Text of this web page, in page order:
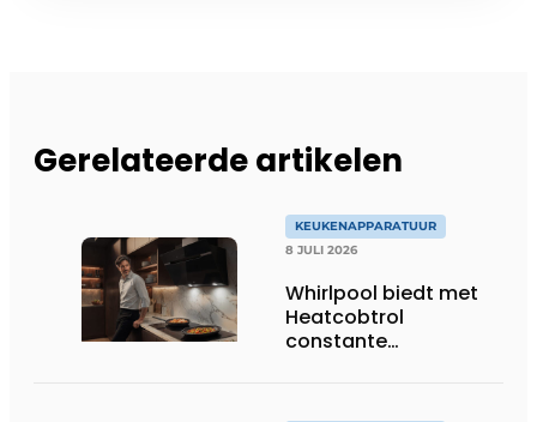
Gerelateerde artikelen
KEUKENAPPARATUUR
8 JULI 2026
Whirlpool biedt met
Heatcobtrol
constante